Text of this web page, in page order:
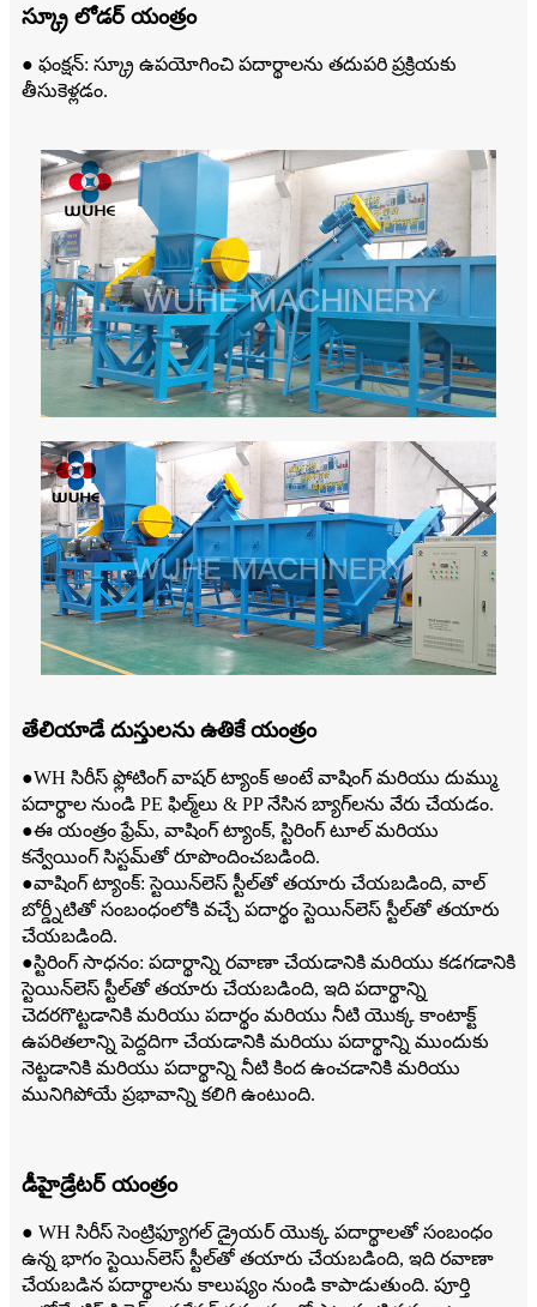
స్క్రూ లోడర్ యంత్రం
● ఫంక్షన్: స్క్రూ ఉపయోగించి పదార్థాలను తదుపరి ప్రక్రియకు
తీసుకెళ్లడం.
తేలియాడే దుస్తులను ఉతికే యంత్రం
●WH సిరీస్ ఫ్లోటింగ్ వాషర్ ట్యాంక్ అంటే వాషింగ్ మరియు దుమ్ము
పదార్థాల నుండి PE ఫిల్మ్‌లు & PP నేసిన బ్యాగ్‌లను వేరు చేయడం.
●ఈ యంత్రం ఫ్రేమ్, వాషింగ్ ట్యాంక్, స్టిరింగ్ టూల్ మరియు
కన్వేయింగ్ సిస్టమ్‌తో రూపొందించబడింది.
●వాషింగ్ ట్యాంక్: స్టెయిన్‌లెస్ స్టీల్‌తో తయారు చేయబడింది, వాల్
బోర్డ్నీటితో సంబంధంలోకి వచ్చే పదార్థం స్టెయిన్‌లెస్ స్టీల్‌తో తయారు
చేయబడింది.
●స్టిరింగ్ సాధనం: పదార్థాన్ని రవాణా చేయడానికి మరియు కడగడానికి
స్టెయిన్‌లెస్ స్టీల్‌తో తయారు చేయబడింది, ఇది పదార్థాన్ని
చెదరగొట్టడానికి మరియు పదార్థం మరియు నీటి యొక్క కాంటాక్ట్
ఉపరితలాన్ని పెద్దదిగా చేయడానికి మరియు పదార్థాన్ని ముందుకు
నెట్టడానికి మరియు పదార్థాన్ని నీటి కింద ఉంచడానికి మరియు
మునిగిపోయే ప్రభావాన్ని కలిగి ఉంటుంది.
డీహైడ్రేటర్ యంత్రం
● WH సిరీస్ సెంట్రిఫ్యూగల్ డ్రైయర్ యొక్క పదార్థాలతో సంబంధం
ఉన్న భాగం స్టెయిన్‌లెస్ స్టీల్‌తో తయారు చేయబడింది, ఇది రవాణా
చేయబడిన పదార్థాలను కాలుష్యం నుండి కాపాడుతుంది. పూర్తి